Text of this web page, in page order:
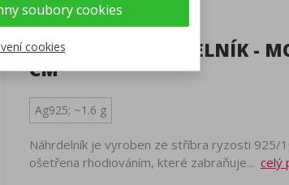
STŘÍBRNÝ NÁHRDELNÍK -
CM
Ag925; ~1.6 g
Náhrdelník je vyroben ze stříbra ryzosti 925/
ošetřena rhodiováním, které zabraňuje... celý
soubory cookies
cookies